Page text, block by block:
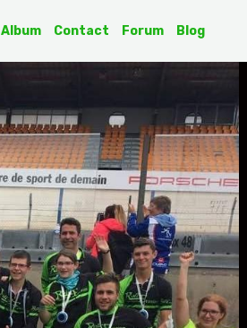
Album Contact Forum Blog